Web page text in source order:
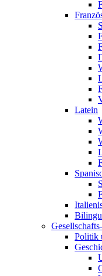
Latein
Politik